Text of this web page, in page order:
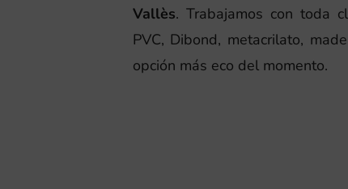
Vallès. Trabajamos con toda
PVC, Dibond, metacrilato,
opción más eco del momento.